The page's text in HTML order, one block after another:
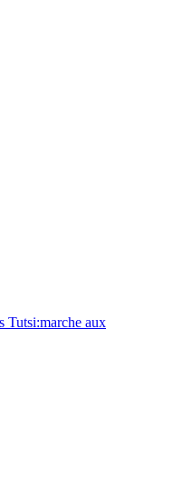
Tutsi:marche aux